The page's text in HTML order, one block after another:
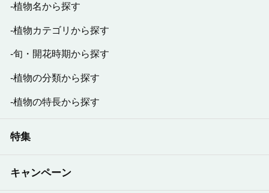
植物名から探す
植物カテゴリから探す
旬・開花時期から探す
植物の分類から探す
植物の特長から探す
特集
キャンペーン